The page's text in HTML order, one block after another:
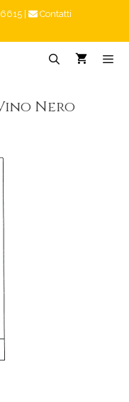
Contatti
Nero